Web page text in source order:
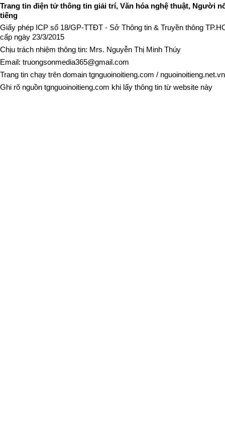
Trang tin điện tử thông tin giải trí, Văn hóa nghệ thuật, Người
tiếng
Giấy phép ICP số 18/GP-TTĐT - Sở Thông tin & Truyền thông
cấp ngày 23/3/2015
Chịu trách nhiệm thông tin: Mrs. Nguyễn Thị Minh Thúy
Email: truongsonmedia365@gmail.com
Trang tin chạy trên domain tgnguoinoitieng.com / nguoinoitieng.net.vn
Ghi rõ nguồn tgnguoinoitieng.com khi lấy thông tin từ website này